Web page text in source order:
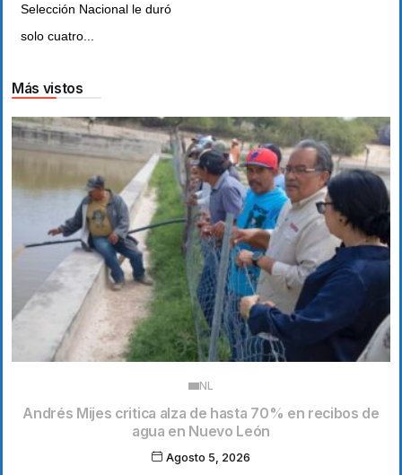
Selección Nacional le duró
solo cuatro...
Más vistos
NL
Andrés Mijes critica alza de hasta 70% en recibos de
agua en Nuevo León
Agosto 5, 2026